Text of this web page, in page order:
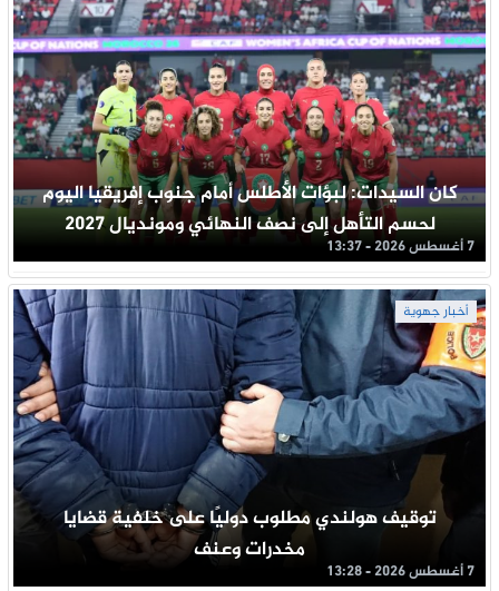
كان السيدات: لبؤات الأطلس أمام جنوب إفريقيا اليوم
لحسم التأهل إلى نصف النهائي ومونديال 2027
7 أغسطس 2026 - 13:37
أخبار جهوية
توقيف هولندي مطلوب دوليًا على خلفية قضايا
مخدرات وعنف
7 أغسطس 2026 - 13:28